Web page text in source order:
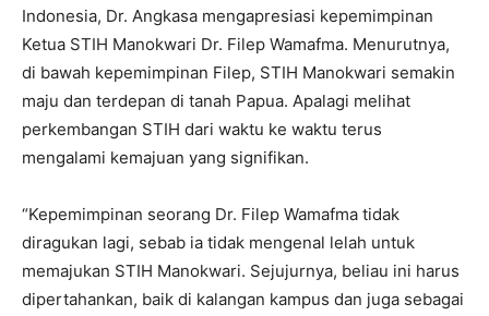
Indonesia, Dr. Angkasa mengapresiasi kepemimpinan
Ketua STIH Manokwari Dr. Filep Wamafma. Menurutnya,
di bawah kepemimpinan Filep, STIH Manokwari semakin
maju dan terdepan di tanah Papua. Apalagi melihat
perkembangan STIH dari waktu ke waktu terus
mengalami kemajuan yang signifikan.
“Kepemimpinan seorang Dr. Filep Wamafma tidak
diragukan lagi, sebab ia tidak mengenal lelah untuk
memajukan STIH Manokwari. Sejujurnya, beliau ini harus
dipertahankan, baik di kalangan kampus dan juga sebagai